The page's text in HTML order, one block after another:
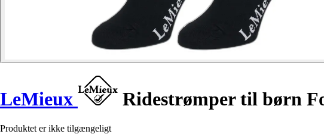
LeMieux Ridestrømper til børn
Produktet er ikke tilgængeligt